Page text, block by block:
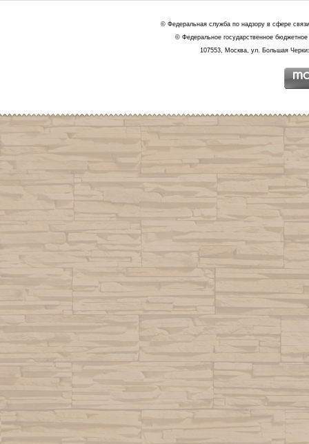
© Федеральная служба по надзору в сфере
© Федеральное государственное
107553, Москва, ул. Большая